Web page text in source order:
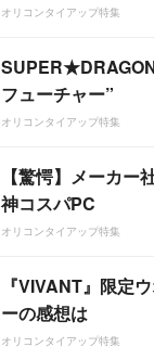
オリコンタイアップ特集
フューチャー”
オリコンタイアップ特集
【驚愕】メーカー
神コスパPC
オリコンタイアップ特集
『VIVANT』限定
ーの感想は
オリコンタイアップ特集